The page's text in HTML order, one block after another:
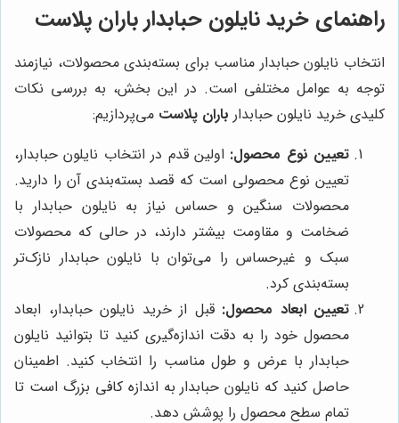
راهنمای خرید نایلون حبابدار باران پلاست
انتخاب نایلون حبابدار مناسب برای بسته‌بندی محصولات، نیازمند
توجه به عوامل مختلفی است. در این بخش، به بررسی نکات
کلیدی خرید نایلون حبابدار باران پلاست می‌پردازیم:
تعیین نوع محصول: اولین قدم در انتخاب نایلون حبابدار،
تعیین نوع محصولی است که قصد بسته‌بندی آن را دارید.
محصولات سنگین و حساس نیاز به نایلون حبابدار با
ضخامت و مقاومت بیشتر دارند، در حالی که محصولات
سبک و غیرحساس را می‌توان با نایلون حبابدار نازک‌تر
بسته‌بندی کرد.
تعیین ابعاد محصول: قبل از خرید نایلون حبابدار، ابعاد
محصول خود را به دقت اندازه‌گیری کنید تا بتوانید نایلون
حبابدار با عرض و طول مناسب را انتخاب کنید. اطمینان
حاصل کنید که نایلون حبابدار به اندازه کافی بزرگ است تا
تمام سطح محصول را پوشش دهد.